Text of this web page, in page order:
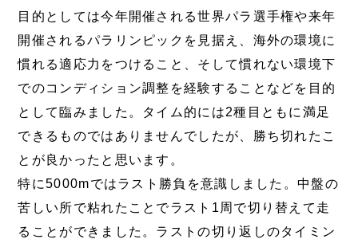
目的としては今年開催される世界パラ選手権や来年
開催されるパラリンピックを見据え、海外の環境に
慣れる適応力をつけること、そして慣れない環境下
でのコンディション調整を経験することなどを目的
として臨みました。タイム的には2種目ともに満足
できるものではありませんでしたが、勝ち切れたこ
とが良かったと思います。
特に5000mではラスト勝負を意識しました。中盤の
苦しい所で粘れたことでラスト1周で切り替えて走
ることができました。ラストの切り返しのタイミン